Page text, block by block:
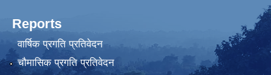
Reports
वार्षिक प्रगति प्रतिवेदन
चौमासिक प्रगति प्रतिवेदन